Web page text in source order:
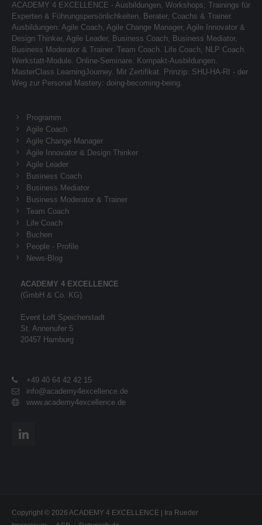
ACADEMY 4 EXCELLENCE - Ausbildungen, Workshops, Trainings für
Experten & Führungspersönlichkeiten, Berater, Coachs & Trainer.
Ausbildungen: Agile Coach, Agile Change Manager, Agile Innovator &
Design Thinker, Agile Leader, Business Coach, Business Mediator,
Business Moderator & Trainer. Team Coach. Life Coach, NLP Coach.
Werkstatt-Module. Online-Seminare. Kompakt-Ausbildungen.
MasterClass LearningJourney. Mit Zertifikat. Prinzip: SHU-HA-RI - der
Weg zur Personal Mastery: doing-becoming-being.
Programm
Agile Coach
Agile Change Manager
Agile Innovator & Design Thinker
Agile Leader
Business Coach
Business Mediator
Business Moderator & Trainer
Team Coach
Life Coach
Buchen
People - Profile
News-Blog
ACADEMY 4 EXCELLENCE
(GmbH & Co. KG)
Event Loft Speicherstadt
St. Annenufer 5
20457 Hamburg
+49 40 64 42 42 15
info@academy4excellence.de
www.academy4excellence.de
Copyright © 2026 ACADEMY 4 EXCELLENCE | Ira Rueder